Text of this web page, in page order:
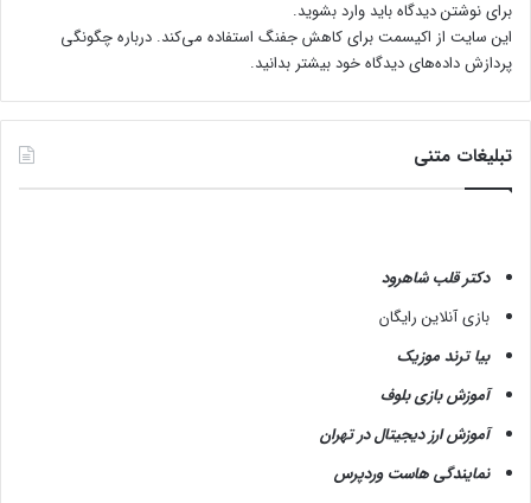
برای نوشتن دیدگاه باید وارد بشوید.
این سایت از اکیسمت برای کاهش جفنگ استفاده می‌کند. درباره چگونگی
پردازش داده‌های دیدگاه خود بیشتر بدانید.
تبلیغات متنی
دکتر قلب شاهرود
بازی آنلاین رایگان
بیا ترند موزیک
آموزش بازی بلوف
آموزش ارز دیجیتال در تهران
نمایندگی هاست وردپرس